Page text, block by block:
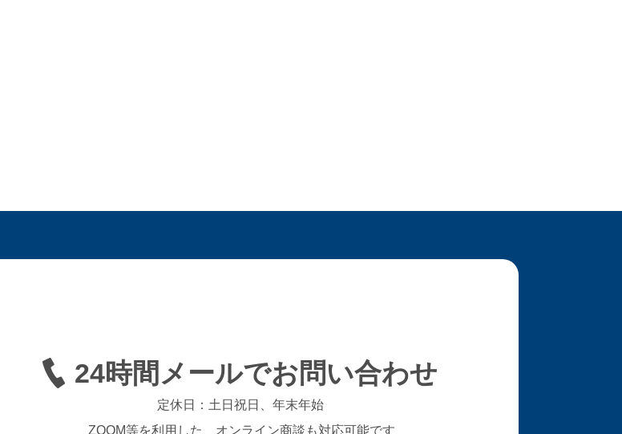
24時間メールでお問い合わせ
定休日：土日祝日、年末年始
ZOOM等を利用した、オンライン商談も対応可能です